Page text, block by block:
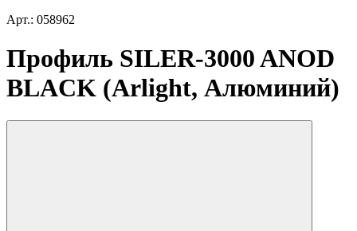
Арт.: 058962
Профиль SILER-3000 ANOD
BLACK (Arlight, Алюминий)